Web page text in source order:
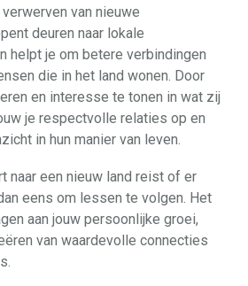
van nieuwe
deuren naar lokale
helpt je om betere verbindingen
die in het land wonen. Door
en interesse te tonen in wat zij
je respectvolle relaties op en
in hun manier van leven.
naar een nieuw land reist of er
eens om lessen te volgen. Het
aan jouw persoonlijke groei,
van waardevolle connecties